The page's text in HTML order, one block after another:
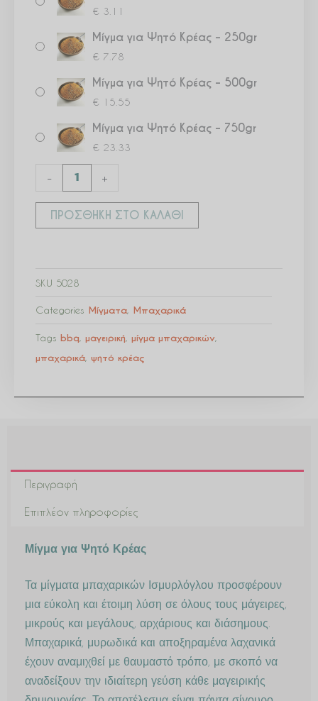
€ 3.11
Μίγμα για Ψητό Κρέας – 250gr
€ 7.78
Μίγμα για Ψητό Κρέας – 500gr
€ 15.55
Μίγμα για Ψητό Κρέας – 750gr
€ 23.33
- +
ΠΡΟΣΘΉΚΗ ΣΤΟ ΚΑΛΆΘΙ
SKU 5028
Categories Μίγματα, Μπαχαρικά
Tags bbq, μαγειρική, μίγμα μπαχαρικών,
μπαχαρικά, ψητό κρέας
Περιγραφή
Επιπλέον πληροφορίες
Μίγμα για Ψητό Κρέας
Τα μίγματα μπαχαρικών Ισμυρλόγλου προσφέρουν
μια εύκολη και έτοιμη λύση σε όλους τους μάγειρες,
μικρούς και μεγάλους, αρχάριους και διάσημους.
Μπαχαρικά, μυρωδικά και αποξηραμένα λαχανικά
έχουν αναμιχθεί με θαυμαστό τρόπο, με σκοπό να
αναδείξουν την ιδιαίτερη γεύση κάθε μαγειρικής